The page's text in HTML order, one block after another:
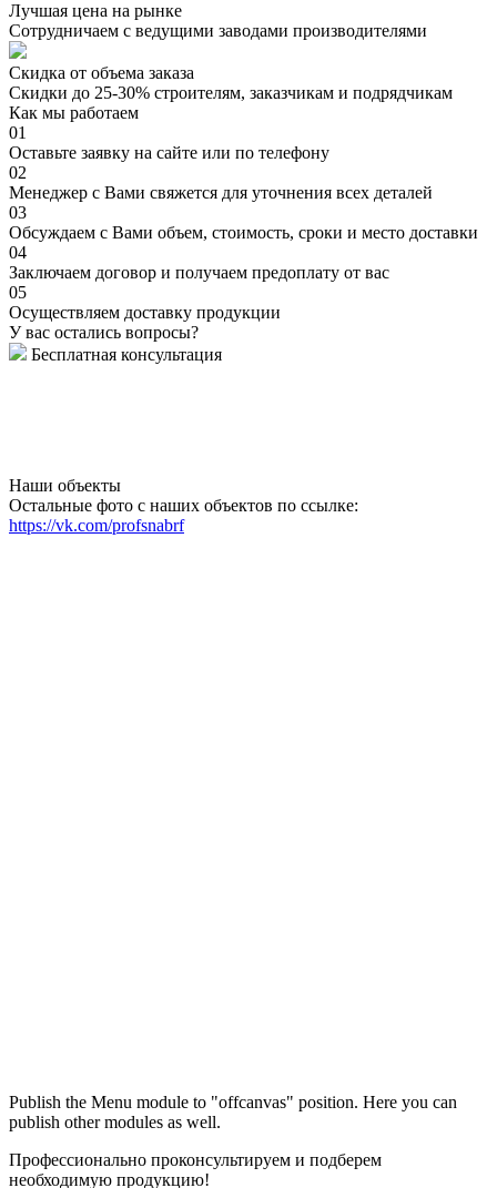
Лучшая цена на рынке
Сотрудничаем с ведущими заводами производителями
Скидка от объема заказа
Скидки до 25-30% строителям, заказчикам и подрядчикам
Как мы работаем
01
Оставьте заявку на сайте или по телефону
02
Менеджер с Вами свяжется для уточнения всех деталей
03
Обсуждаем с Вами объем, стоимость, сроки и место доставки
04
Заключаем договор и получаем предоплату от вас
05
Осуществляем доставку продукции
У вас остались вопросы?
Бесплатная консультация
Наши объекты
Остальные фото с наших объектов по ссылке:
https://vk.com/profsnabrf
Publish the Menu module to "offcanvas" position. Here you can
publish other modules as well.
М ● консультант ПРОФСНАБ
Профессионально проконсультируем и подберем
необходимую продукцию!